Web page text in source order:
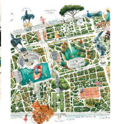
Este
producto
tiene
múltiples
variantes.
Las
opciones
se
pueden
elegir